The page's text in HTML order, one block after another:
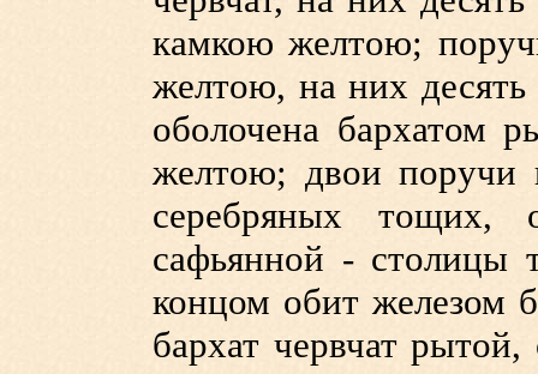
камкою желтою;
желтою, на них
оболочена бархатом
желтою; двои поручи
серебряных тощих,
сафьянной - столицы
концом обит железом
бархат червчат